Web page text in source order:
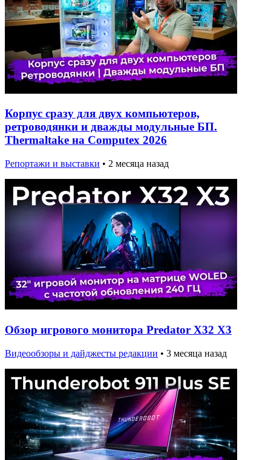
Корпус сразу для двух компьютеров,
ретроводянки и дважды модульные БП.
Thermaltake на Computex 2026
Репортажи и выставки • 2 месяца назад
Обзор игрового монитора Predator X32 X3
Видеообзоры и дайджесты редакции • 3 месяца назад